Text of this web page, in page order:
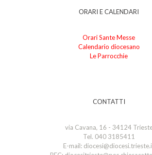
ORARI E CALENDARI
Orari Sante Messe
Calendario diocesano
Le Parrocchie
CONTATTI
via Cavana, 16 - 34124
Tel. 040 3185411
E-mail: